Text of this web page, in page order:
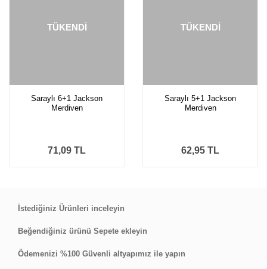
TÜKENDİ
Saraylı 6+1 Jackson
Merdiven
71,09 TL
TÜKENDİ
Saraylı 5+1 Jackson
Merdiven
62,95 TL
İstediğiniz Ürünleri inceleyin
Beğendiğiniz ürünü Sepete ekleyin
Ödemenizi %100 Güvenli altyapımız ile yapın